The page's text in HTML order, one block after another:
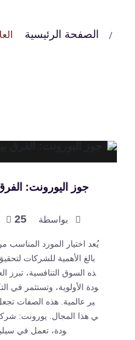
الصفحة الرئيسية
جوز اليورونت:
بواسطة 25 ظهرًا، 2025
يُعد اختيار المورد المناسب
بالغ الأهمية للشركات
ذه السوق التنافسية، تبرز
ودة الأولوية، وتستثمر في
ير عالمية. هذه الصفات
ي هذا المجال. يورونت:
ودة، تعمل في